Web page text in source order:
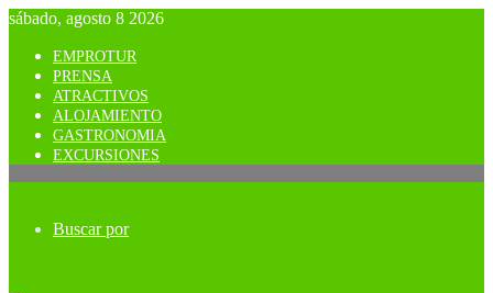
sábado, agosto 8 2026
EMPROTUR
PRENSA
ATRACTIVOS
ALOJAMIENTO
GASTRONOMIA
EXCURSIONES
Buscar por